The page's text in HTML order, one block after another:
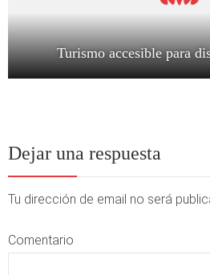
Turismo accesible para
Dejar una respuesta
Tu dirección de email no será
Comentario